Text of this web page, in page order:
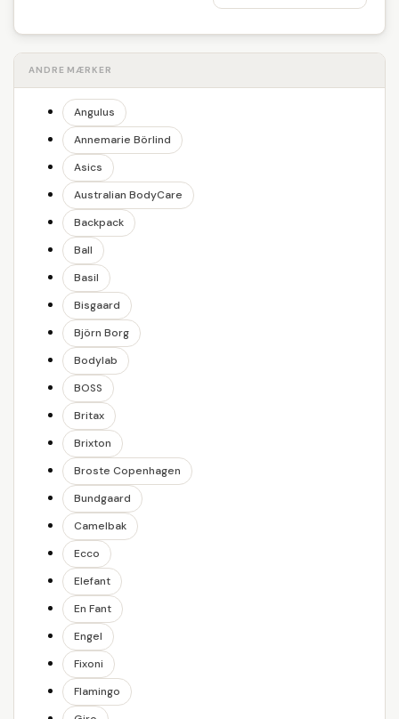
ANDRE MÆRKER
Angulus
Annemarie Börlind
Asics
Australian BodyCare
Backpack
Ball
Basil
Bisgaard
Björn Borg
Bodylab
BOSS
Britax
Brixton
Broste Copenhagen
Bundgaard
Camelbak
Ecco
Elefant
En Fant
Engel
Fixoni
Flamingo